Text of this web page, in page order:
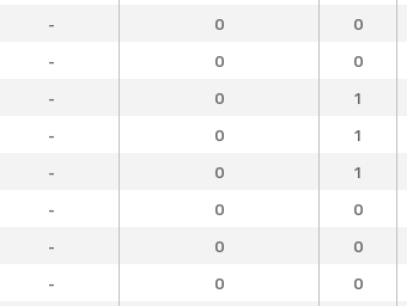
- 0 0
- 0 0
- 0 1
- 0 1
- 0 1
- 0 0
- 0 0
- 0 0